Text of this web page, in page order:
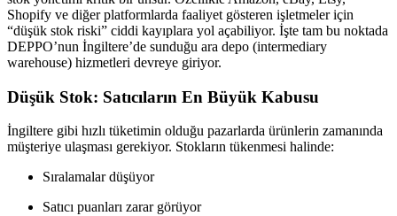
Shopify ve diğer platformlarda faaliyet gösteren işletmeler için
“düşük stok riski” ciddi kayıplara yol açabiliyor. İşte tam bu noktada
DEPPO’nun İngiltere’de sunduğu ara depo (intermediary
warehouse) hizmetleri devreye giriyor.
Düşük Stok: Satıcıların En Büyük Kabusu
İngiltere gibi hızlı tüketimin olduğu pazarlarda ürünlerin zamanında
müşteriye ulaşması gerekiyor. Stokların tükenmesi halinde:
Sıralamalar düşüyor
Satıcı puanları zarar görüyor